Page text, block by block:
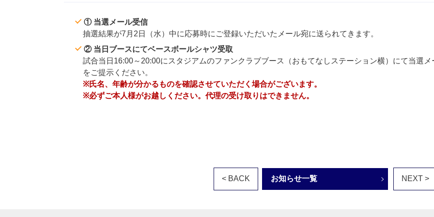
① 当選メール受信
抽選結果が7月2日（水）中に応募時にご登録いただいたメール宛に送られてきます。
② 当日ブースにてベースボールシャツ受取
試合当日16:00～20:00にスタジアムのファンクラブブース（おもてなしステーション横）にて当選メ
をご提示ください。
※氏名、年齢が分かるものを確認させていただく場合がございます。
※必ずご本人様がお越しください。代理の受け取りはできません。
< BACK お知らせ一覧 NEXT >